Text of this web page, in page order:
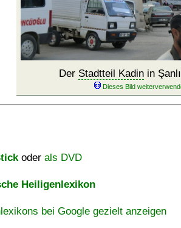
Der Stadtteil Kadinin
oder als DVD
Heiligenlexikon
bei Google gezielt anzeigen